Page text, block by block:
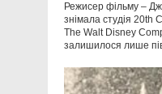
Режисер фільму –
знімала студія 20th
The Walt Disney
залишилося лише